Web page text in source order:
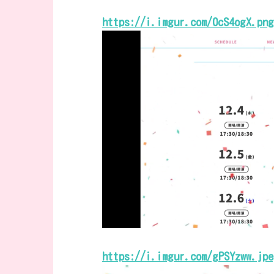
https://i.imgur.com/0cS4ogX.png
https://i.imgur.com/